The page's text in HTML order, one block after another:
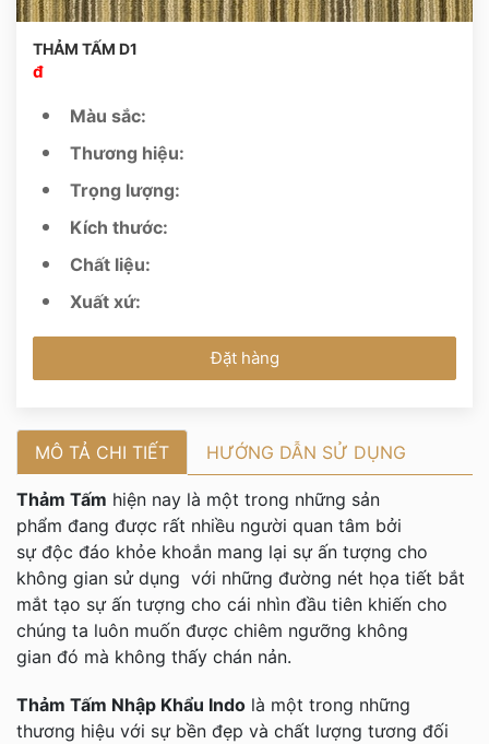
THẢM TẤM D1
đ
Màu sắc:
Thương hiệu:
Trọng lượng:
Kích thước:
Chất liệu:
Xuất xứ:
Đặt hàng
MÔ TẢ CHI TIẾT HƯỚNG DẪN SỬ DỤNG
Thảm Tấm hiện nay là một trong những sản
phẩm đang được rất nhiều người quan tâm bởi
sự độc đáo khỏe khoắn mang lại sự ấn tượng cho
không gian sử dụng với những đường nét họa tiết bắt
mắt tạo sự ấn tượng cho cái nhìn đầu tiên khiến cho
chúng ta luôn muốn được chiêm ngưỡng không
gian đó mà không thấy chán nản.
Thảm Tấm Nhập Khẩu Indo là một trong những
thương hiệu với sự bền đẹp và chất lượng tương đối